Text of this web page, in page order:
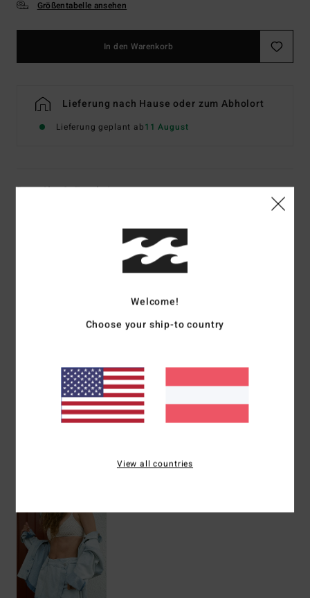
Größentabelle ansehen
In den Warenkorb
Lieferung nach Hause oder zum Abholort
Lieferung geplant ab11 August
Details & Funktionen
Farbcode bmt
Jeansstoff aus reiner Baumwolle
Kurze Länge
Zusammensetzung[Hauptstoff] 100 % Baumwolle
Versand & Rückversand
Welcome!
Choose your ship-to country
View all countries